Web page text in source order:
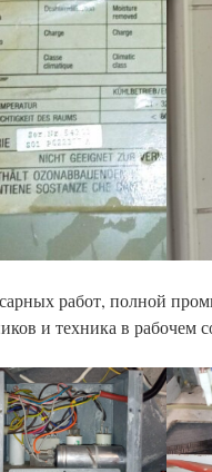
работ, полной
и техника в рабочем